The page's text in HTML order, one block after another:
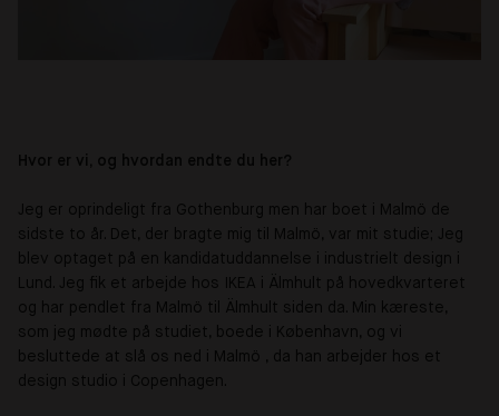
Hvor er vi, og hvordan endte du her?
Jeg er oprindeligt fra Gothenburg men har boet i Malmö de
sidste to år. Det, der bragte mig til Malmö, var mit studie; Jeg
blev optaget på en kandidatuddannelse i industrielt design i
Lund. Jeg fik et arbejde hos IKEA i Älmhult på hovedkvarteret
og har pendlet fra Malmö til Älmhult siden da. Min kæreste,
som jeg mødte på studiet, boede i København, og vi
besluttede at slå os ned i Malmö , da han arbejder hos et
design studio i Copenhagen.